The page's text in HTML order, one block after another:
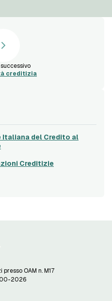
creditizia
del Credito al
Creditizie
OAM n. M17
2026